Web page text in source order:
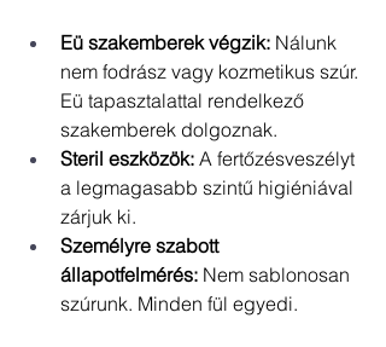
Eü szakemberek végzik: Nálunk
nem fodrász vagy kozmetikus szúr.
Eü tapasztalattal rendelkező
szakemberek dolgoznak.
Steril eszközök: A fertőzésveszélyt
a legmagasabb szintű higiéniával
zárjuk ki.
Személyre szabott
állapotfelmérés: Nem sablonosan
szúrunk. Minden fül egyedi.